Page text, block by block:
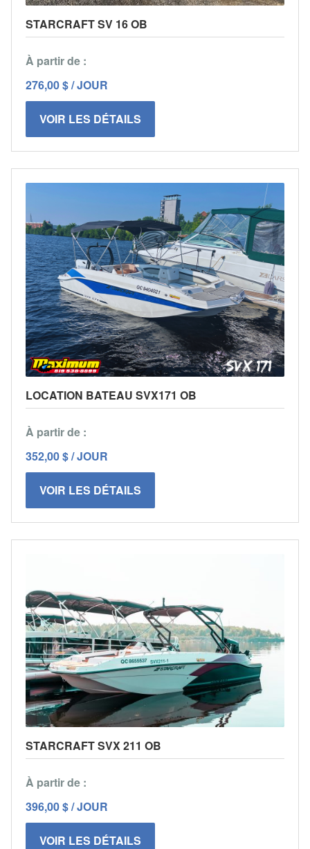
STARCRAFT SV 16 OB
À partir de :
276,00 $ / JOUR
VOIR LES DÉTAILS
LOCATION BATEAU SVX171 OB
À partir de :
352,00 $ / JOUR
VOIR LES DÉTAILS
STARCRAFT SVX 211 OB
À partir de :
396,00 $ / JOUR
VOIR LES DÉTAILS